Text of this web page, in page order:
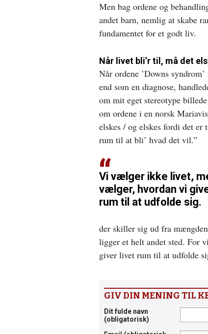
Men bag ordene og
andet barn, nemlig at skabe
fundamentet for et godt liv.
Når livet bli’r til, må det
Når ordene ’Downs
end som en diagnose,
om mit eget stereotype
om ordene i en norsk
elskes / og elskes fordi det
rum til at bli’ hvad det vil.”
Vi vælger ikke livet,
vælger, hvordan vi
rum til at udfolde sig.
der skiller sig ud fra
ligger et helt andet sted. For
giver livet rum til at udfolde
GIV DIN MENING TIL
Dit fulde navn
(obligatorisk)